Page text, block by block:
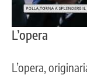
L’opera
L’opera,